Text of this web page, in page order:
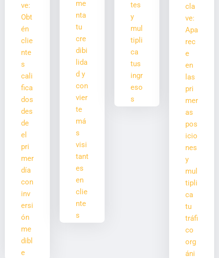
ve:
Obt
én
clie
nte
s
cali
fica
dos
des
de
el
pri
mer
día
con
inv
ersi
ón
me
dibl
e
me
nta
tu
cre
dibi
lida
d y
con
vier
te
má
s
visi
tant
es
en
clie
nte
s
tes
y
mul
tipli
ca
tus
ingr
eso
s
cla
ve:
Apa
rec
e
en
las
pri
mer
as
pos
icio
nes
y
mul
tipli
ca
tu
tráfi
co
org
áni